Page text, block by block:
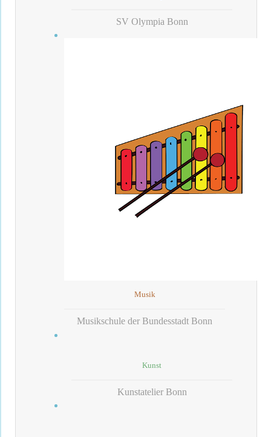
SV Olympia Bonn
Musik
Musikschule der Bundesstadt Bonn
Kunst
Kunstatelier Bonn